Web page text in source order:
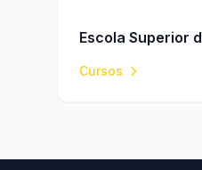
Escola Superior
Cursos